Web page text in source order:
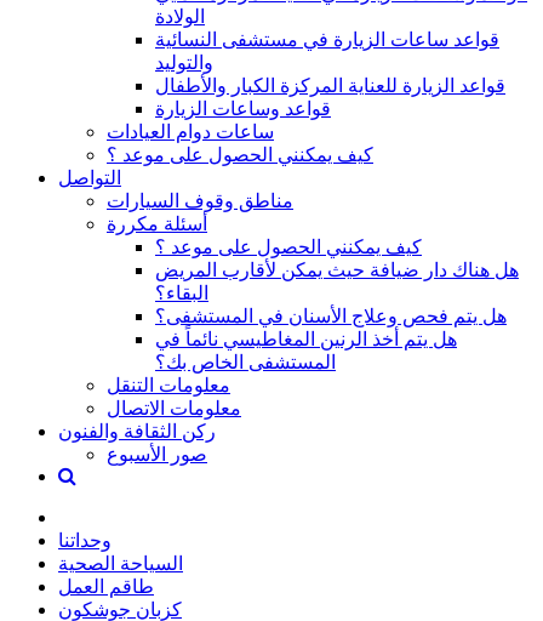
الولادة
قواعد ساعات الزيارة في مستشفى النسائية
والتوليد
قواعد الزيارة للعناية المركزة الكبار والأطفال
قواعد وساعات الزيارة
ساعات دوام العيادات
كيف يمكنني الحصول على موعد ؟
التواصل
مناطق وقوف السيارات
أسئلة مكررة
كيف يمكنني الحصول على موعد ؟
هل هناك دار ضيافة حيث يمكن لأقارب المريض
البقاء؟
هل يتم فحص وعلاج الأسنان في المستشفى؟
هل يتم أخذ الرنين المغاطيسي نائماً في
المستشفى الخاص بك؟
معلومات التنقل
معلومات الاتصال
ركن الثقافة والفنون
صور الأسبوع
وحداتنا
السياحة الصحية
طاقم العمل
كزبان جوشكون